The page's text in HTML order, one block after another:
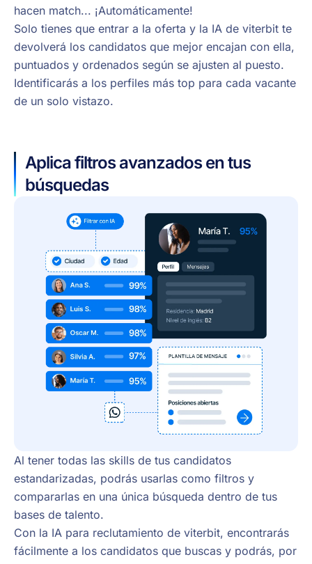
hacen match... ¡Automáticamente!
Solo tienes que entrar a la oferta y la IA de viterbit te
devolverá los candidatos que mejor encajan con ella,
puntuados y ordenados según se ajusten al puesto.
Identificarás a los perfiles más top para cada vacante
de un solo vistazo.
Aplica filtros avanzados en tus
búsquedas
Al tener todas las skills de tus candidatos
estandarizadas, podrás usarlas como filtros y
compararlas en una única búsqueda dentro de tus
bases de talento.
Con la IA para reclutamiento de viterbit, encontrarás
fácilmente a los candidatos que buscas y podrás, por